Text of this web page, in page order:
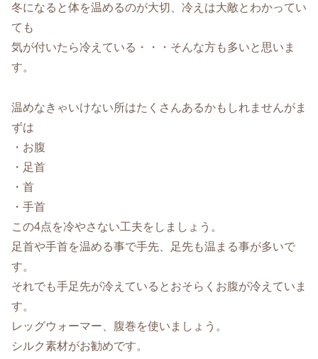
冬になると体を温めるのが大切、冷えは大敵とわかってい
ても
気が付いたら冷えている・・・そんな方も多いと思いま
す。
温めなきゃいけない所はたくさんあるかもしれませんがま
ずは
・お腹
・足首
・首
・手首
この4点を冷やさない工夫をしましょう。
足首や手首を温める事で手先、足先も温まる事が多いで
す。
それでも手足先が冷えているとおそらくお腹が冷えていま
す。
レッグウォーマー、腹巻を使いましょう。
シルク素材がお勧めです。